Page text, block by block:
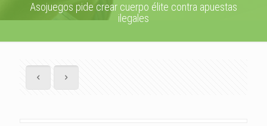
Asojuegos pide crear cuerpo élite contra apuestas
ilegales